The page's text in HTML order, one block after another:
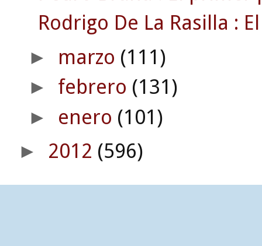
Rodrigo De La Rasilla :
► marzo (111)
► febrero (131)
► enero (101)
► 2012 (596)